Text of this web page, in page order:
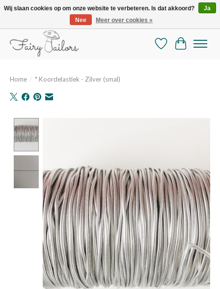
De mooiste online selectie stoffen en mercerie
Verlanglijst
Home / * Koordelastiek - Zilver (smal)
Wij slaan cookies op om onze website te verbeteren. Is dat akkoord?
Ja
Nee
Meer over cookies »